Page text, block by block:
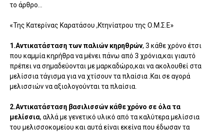
το άρθρο...
«Της Κατερίνας Καρατάσου ,Κτηνίατρου της Ο.Μ.Σ.Ε»
1.Αντικατάσταση των παλιών κηρηθρών, 3 κάθε χρόνο έτσι
που καμμία κηρήθρα να μένει πάνω από 3 χρόνια,και γιαυτό
πρέπει να σημαδεύονται με μαρκαδώρο,και να ακολουθεί στα
μελίσσια τάγισμα για να χτίσουν τα πλαίσια .Και σε αγορά
μελισσιών να αξιολογούνται τα πλαίσια.
2.Αντικατάσταση βασιλισσών κάθε χρόνο σε όλα τα
μελίσσια, αλλά με γενετικό υλικό από τα καλύτερα μελίσσια
του μελισσοκομείου και αυτά είναι εκείνα που έδωσαν τα